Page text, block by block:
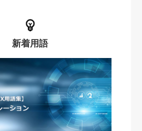
新着用語